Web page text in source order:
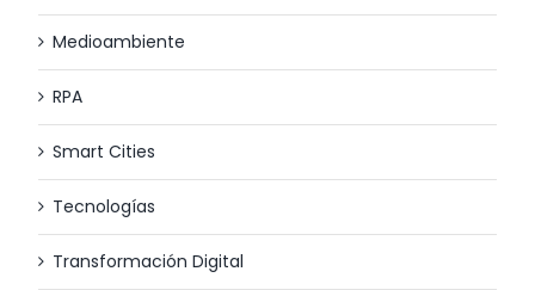
Medioambiente
RPA
Smart Cities
Tecnologías
Transformación Digital